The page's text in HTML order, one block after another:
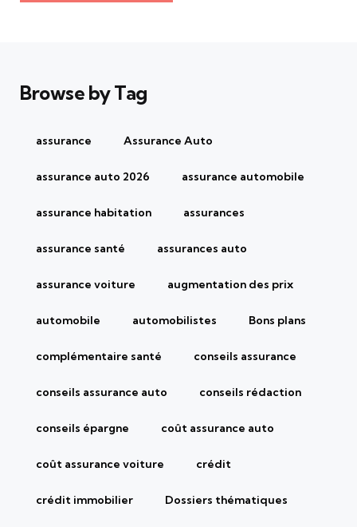
Browse by Tag
assurance Assurance Auto
assurance auto 2026 assurance automobile
assurance habitation assurances
assurance santé assurances auto
assurance voiture augmentation des prix
automobile automobilistes Bons plans
complémentaire santé conseils assurance
conseils assurance auto conseils rédaction
conseils épargne coût assurance auto
coût assurance voiture crédit
crédit immobilier Dossiers thématiques